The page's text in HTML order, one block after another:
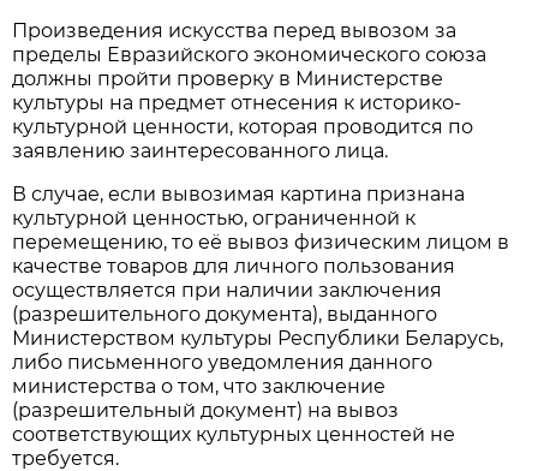
Произведения искусства перед вывозом за
пределы Евразийского экономического союза
должны пройти проверку в Министерстве
культуры на предмет отнесения к историко-
культурной ценности, которая проводится по
заявлению заинтересованного лица.
В случае, если вывозимая картина признана
культурной ценностью, ограниченной к
перемещению, то её вывоз физическим лицом в
качестве товаров для личного пользования
осуществляется при наличии заключения
(разрешительного документа), выданного
Министерством культуры Республики Беларусь,
либо письменного уведомления данного
министерства о том, что заключение
(разрешительный документ) на вывоз
соответствующих культурных ценностей не
требуется.